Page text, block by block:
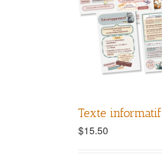
Texte informatif
$15.50